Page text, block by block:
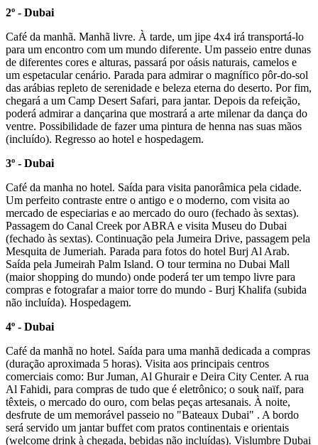
2º - Dubai
Café da manhã. Manhã livre. À tarde, um jipe 4x4 irá transportá-lo
para um encontro com um mundo diferente. Um passeio entre dunas
de diferentes cores e alturas, passará por oásis naturais, camelos e
um espetacular cenário. Parada para admirar o magnífico pôr-do-sol
das arábias repleto de serenidade e beleza eterna do deserto. Por fim,
chegará a um Camp Desert Safari, para jantar. Depois da refeição,
poderá admirar a dançarina que mostrará a arte milenar da dança do
ventre. Possibilidade de fazer uma pintura de henna nas suas mãos
(incluído). Regresso ao hotel e hospedagem.
3º - Dubai
Café da manha no hotel. Saída para visita panorâmica pela cidade.
Um perfeito contraste entre o antigo e o moderno, com visita ao
mercado de especiarias e ao mercado do ouro (fechado às sextas).
Passagem do Canal Creek por ABRA e visita Museu do Dubai
(fechado às sextas). Continuação pela Jumeira Drive, passagem pela
Mesquita de Jumeriah. Parada para fotos do hotel Burj Al Arab.
Saída pela Jumeirah Palm Island. O tour termina no Dubai Mall
(maior shopping do mundo) onde poderá ter um tempo livre para
compras e fotografar a maior torre do mundo - Burj Khalifa (subida
não incluída). Hospedagem.
4º - Dubai
Café da manhã no hotel. Saída para uma manhã dedicada a compras
(duração aproximada 5 horas). Visita aos principais centros
comerciais como: Bur Juman, Al Ghurair e Deira City Center. A rua
Al Fahidi, para compras de tudo que é eletrônico; o souk naïf, para
têxteis, o mercado do ouro, com belas peças artesanais. À noite,
desfrute de um memorável passeio no "Bateaux Dubai" . A bordo
será servido um jantar buffet com pratos continentais e orientais
(welcome drink à chegada, bebidas não incluídas). Vislumbre Dubai